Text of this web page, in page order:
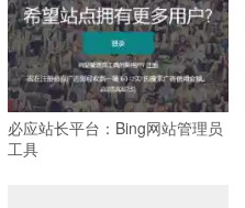
必应站长平台：Bing网站管理员
工具